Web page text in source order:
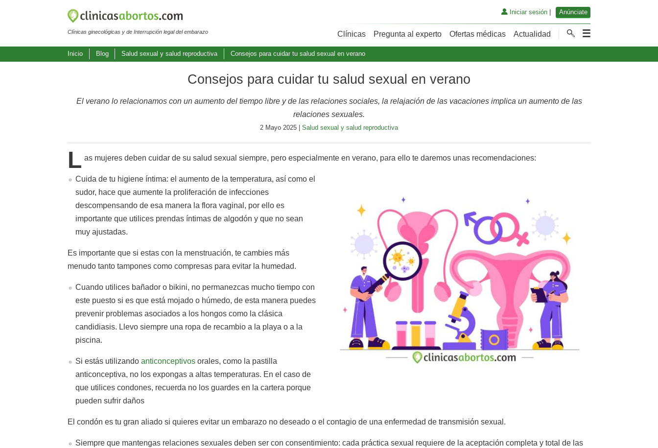
Clínicas ginecológicas y de Interrupción legal del embarazo
Iniciar sesión| Anúnciate
Clínicas Pregunta al experto Ofertas médicas Actualidad
Inicio Blog Salud sexual y salud reproductiva Consejos para cuidar tu salud sexual en verano
Consejos para cuidar tu salud sexual en verano
El verano lo relacionamos con un aumento del tiempo libre y de las relaciones sociales, la relajación de las vacaciones implica un aumento de las
relaciones sexuales.
2 Mayo 2025 | Salud sexual y salud reproductiva
L as mujeres deben cuidar de su salud sexual siempre, pero especialmente en verano, para ello te daremos unas recomendaciones:
Cuida de tu higiene íntima: el aumento de la temperatura, así como el
sudor, hace que aumente la proliferación de infecciones
descompensando de esa manera la flora vaginal, por ello es
importante que utilices prendas íntimas de algodón y que no sean
muy ajustadas.
Es importante que si estas con la menstruación, te cambies más
menudo tanto tampones como compresas para evitar la humedad.
Cuando utilices bañador o bikini, no permanezcas mucho tiempo con
este puesto si es que está mojado o húmedo, de esta manera puedes
prevenir problemas asociados a los hongos como la clásica
candidiasis. Llevo siempre una ropa de recambio a la playa o a la
piscina.
Si estás utilizando anticonceptivos orales, como la pastilla
anticonceptiva, no los expongas a altas temperaturas. En el caso de
que utilices condones, recuerda no los guardes en la cartera porque
pueden sufrir daños
El condón es tu gran aliado si quieres evitar un embarazo no deseado o el contagio de una enfermedad de transmisión sexual.
Siempre que mantengas relaciones sexuales deben ser con consentimiento: cada práctica sexual requiere de la aceptación completa y total de las